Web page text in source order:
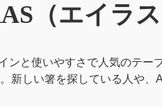
（エイラ
ンと使いやすさで人気のテ
新しい箸を探している人や、